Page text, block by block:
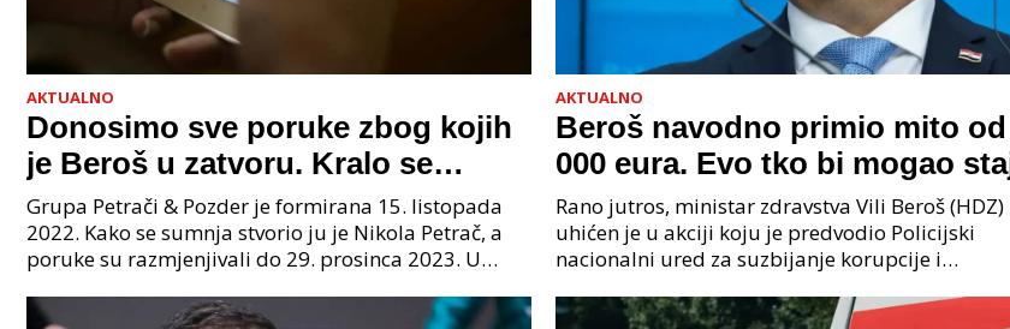
AKTUALNO
Donosimo sve poruke zbog kojih
je Beroš u zatvoru. Kralo se
godinama. Tko će iz vlade biti
sljedeći uhićen?
Grupa Petrači & Pozder je formirana 15. listopada
2022. Kako se sumnja stvorio ju je Nikola Petrač, a
poruke su razmjenjivali do 29. prosinca 2023. U
AKTUALNO
Beroš navodno primio mito od
000 eura. Evo tko bi mogao
na čelu zločinačkog udruženja
Rano jutros, ministar zdravstva Vili Beroš (HDZ)
uhićen je u akciji koju je predvodio Policijski
nacionalni ured za suzbijanje korupcije i
priopćenju USKOK